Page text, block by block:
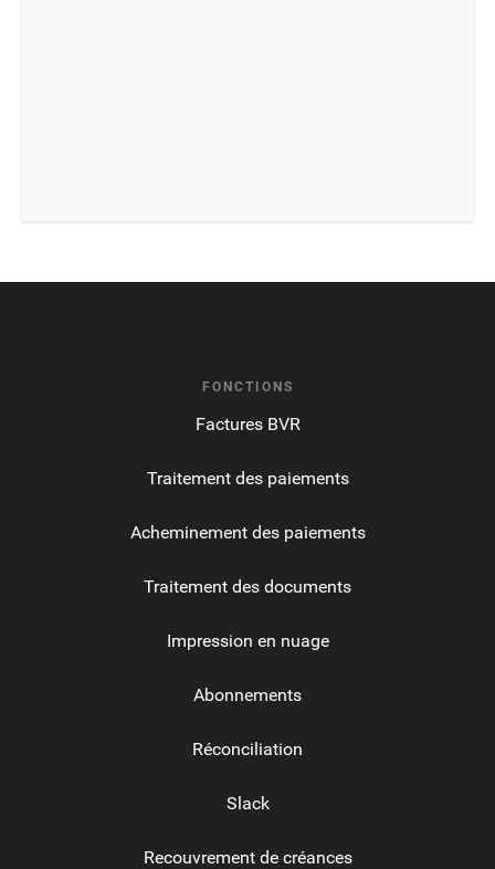
FONCTIONS
Factures BVR
Traitement des paiements
Acheminement des paiements
Traitement des documents
Impression en nuage
Abonnements
Réconciliation
Slack
Recouvrement de créances